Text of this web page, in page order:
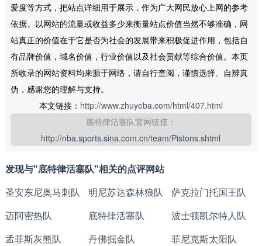
爱度等方式，把站点详细用于展示，作为广大网民放心上网的参考
依据。以网站的流量或收益多少来衡量站点价值当然不够准确，网
站真正的价值在于它是否为社会的发展带来积极促进作用，包括自
有品牌价值，域名价值，行业价值以及社会贡献等综合价值。本页
所收录的网站资料均来源于网络，请自行查阅，谨慎选择、自辨真
伪，感谢您的理解与支持。
本文链接： http://www.zhuyeba.com/html/407.html
底特律活塞队官网链接：
http://nba.sports.sina.com.cn/team/Pistons.shtml
发现与"底特律活塞队"相关的点评网站
圣安东尼奥马刺队
明尼苏达森林狼队
萨克拉门托国王队
迈阿密热队
底特律活塞队
波士顿凯尔特人队
孟菲斯灰熊队
丹佛掘金队
菲尼克斯太阳队